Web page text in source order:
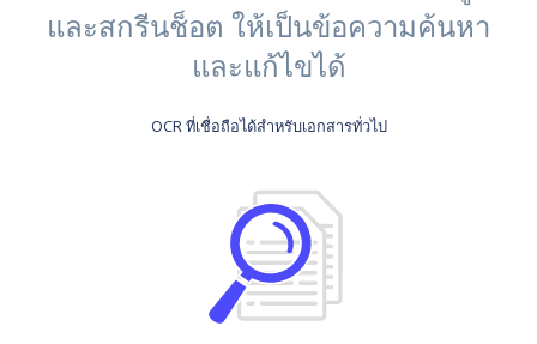
และสกรีนช็อต ให้เป็นข้อความค้นหา
และแก้ไขได้
OCR ที่เชื่อถือได้สำหรับเอกสารทั่วไป